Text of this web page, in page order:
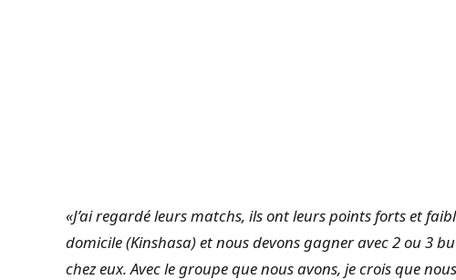
«J’ai regardé leurs matchs, ils ont leurs points forts et
domicile (Kinshasa) et nous devons gagner avec 2 ou 3
chez eux. Avec le groupe que nous avons, je crois que